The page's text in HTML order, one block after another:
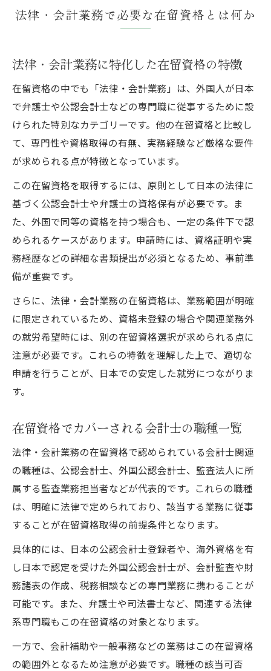
法律・会計業務で必要な在留資格とは何か
法律・会計業務に特化した在留資格の特徴
在留資格の中でも「法律・会計業務」は、外国人が日本
で弁護士や公認会計士などの専門職に従事するために設
けられた特別なカテゴリーです。他の在留資格と比較し
て、専門性や資格取得の有無、実務経験など厳格な要件
が求められる点が特徴となっています。
この在留資格を取得するには、原則として日本の法律に
基づく公認会計士や弁護士の資格保有が必要です。ま
た、外国で同等の資格を持つ場合も、一定の条件下で認
められるケースがあります。申請時には、資格証明や実
務経歴などの詳細な書類提出が必須となるため、事前準
備が重要です。
さらに、法律・会計業務の在留資格は、業務範囲が明確
に限定されているため、資格未登録の場合や関連業務外
の就労希望時には、別の在留資格選択が求められる点に
注意が必要です。これらの特徴を理解した上で、適切な
申請を行うことが、日本での安定した就労につながりま
す。
在留資格でカバーされる会計士の職種一覧
法律・会計業務の在留資格で認められている会計士関連
の職種は、公認会計士、外国公認会計士、監査法人に所
属する監査業務担当者などが代表的です。これらの職種
は、明確に法律で定められており、該当する業務に従事
することが在留資格取得の前提条件となります。
具体的には、日本の公認会計士登録者や、海外資格を有
し日本で認定を受けた外国公認会計士が、会計監査や財
務諸表の作成、税務相談などの専門業務に携わることが
可能です。また、弁護士や司法書士など、関連する法律
系専門職もこの在留資格の対象となります。
一方で、会計補助や一般事務などの業務はこの在留資格
の範囲外となるため注意が必要です。職種の該当可否